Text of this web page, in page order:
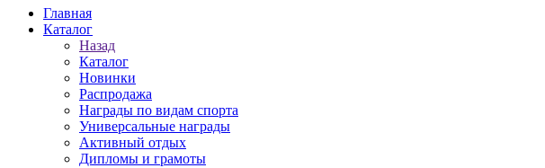
Главная
Каталог
Назад
Каталог
Новинки
Распродажа
Награды по видам спорта
Универсальные награды
Активный отдых
Дипломы и грамоты